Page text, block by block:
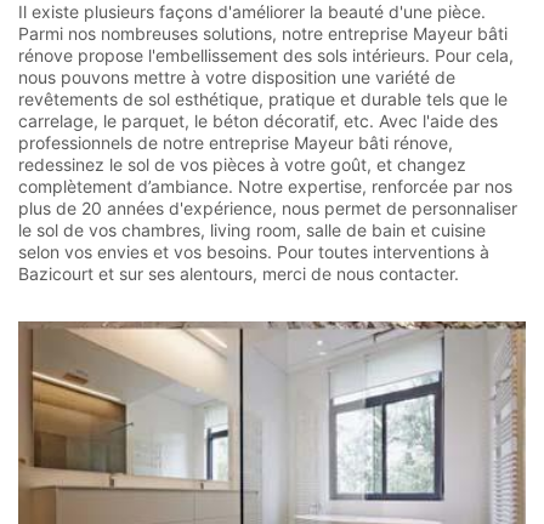
Il existe plusieurs façons d'améliorer la beauté d'une pièce.
Parmi nos nombreuses solutions, notre entreprise Mayeur bâti
rénove propose l'embellissement des sols intérieurs. Pour cela,
nous pouvons mettre à votre disposition une variété de
revêtements de sol esthétique, pratique et durable tels que le
carrelage, le parquet, le béton décoratif, etc. Avec l'aide des
professionnels de notre entreprise Mayeur bâti rénove,
redessinez le sol de vos pièces à votre goût, et changez
complètement d’ambiance. Notre expertise, renforcée par nos
plus de 20 années d'expérience, nous permet de personnaliser
le sol de vos chambres, living room, salle de bain et cuisine
selon vos envies et vos besoins. Pour toutes interventions à
Bazicourt et sur ses alentours, merci de nous contacter.